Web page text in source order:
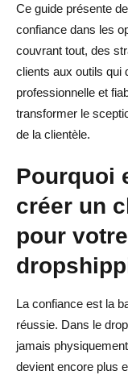
Les principales
N'inventez rien à
N'ignorez pas les
Ne répondez pas
N'utilisez pas tout
N'esquivez pas
N'ignorez pas les
Vos clients
pas mentir
Concentrez-vous
commercial
Ce guide présente
confiance dans les
couvrant tout, des
clients aux outils qui
professionnelle et
transformer le
de la clientèle.
Pourquoi
créer un
pour
La confiance est la
réussie. Dans le
jamais
devient encore plus